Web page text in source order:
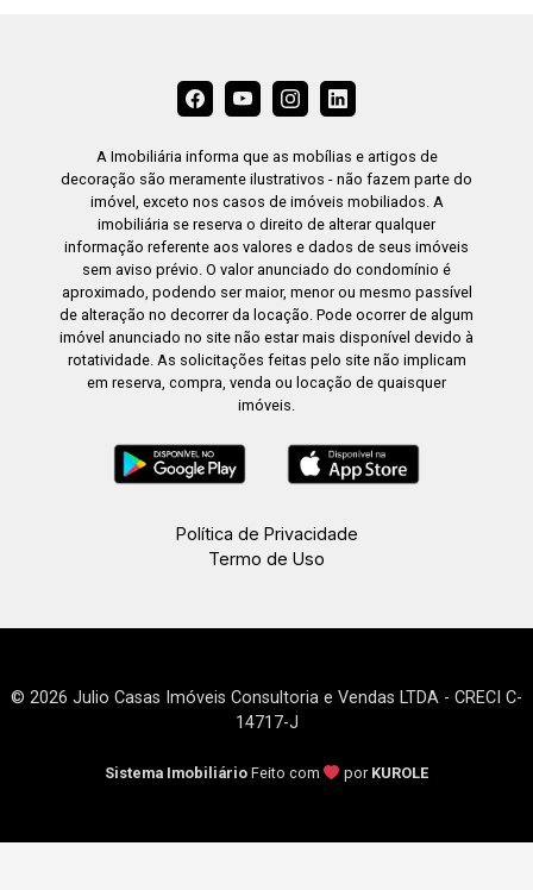
A Imobiliária informa que as mobílias e artigos de
decoração são meramente ilustrativos - não fazem parte do
imóvel, exceto nos casos de imóveis mobiliados. A
imobiliária se reserva o direito de alterar qualquer
informação referente aos valores e dados de seus imóveis
sem aviso prévio. O valor anunciado do condomínio é
aproximado, podendo ser maior, menor ou mesmo passível
de alteração no decorrer da locação. Pode ocorrer de algum
imóvel anunciado no site não estar mais disponível devido à
rotatividade. As solicitações feitas pelo site não implicam
em reserva, compra, venda ou locação de quaisquer
imóveis.
Política de Privacidade
Termo de Uso
© 2026 Julio Casas Imóveis Consultoria e Vendas LTDA - CRECI C-
14717-J
Sistema Imobiliário Feito com por KUROLE